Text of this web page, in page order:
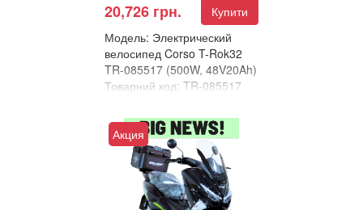
20,726 грн.
Купити
Модель: Электрический
велосипед Corso T-Rok32
TR-085517 (500W, 48V20Ah)
Товарний код: TR-085517
Порівняти
Електричний велосипед
Corso T-Rok32 – комфорт і
потужність в одній моделі
Corso T-Rok32 – це суча...
Акция